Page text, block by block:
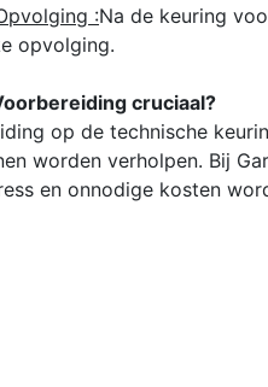
:Na de keuring
opvolging.
cruciaal?
op de technische
worden verholpen. Bij
en onnodige kosten